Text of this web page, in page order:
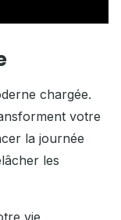
chargée.
votre
la journée
les
vie